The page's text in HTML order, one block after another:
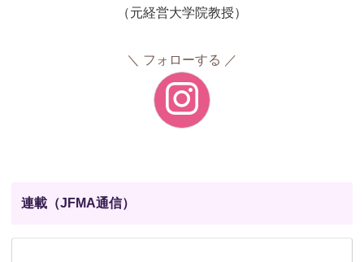
（元経営大学院教授）
フォローする
連載（JFMA通信）